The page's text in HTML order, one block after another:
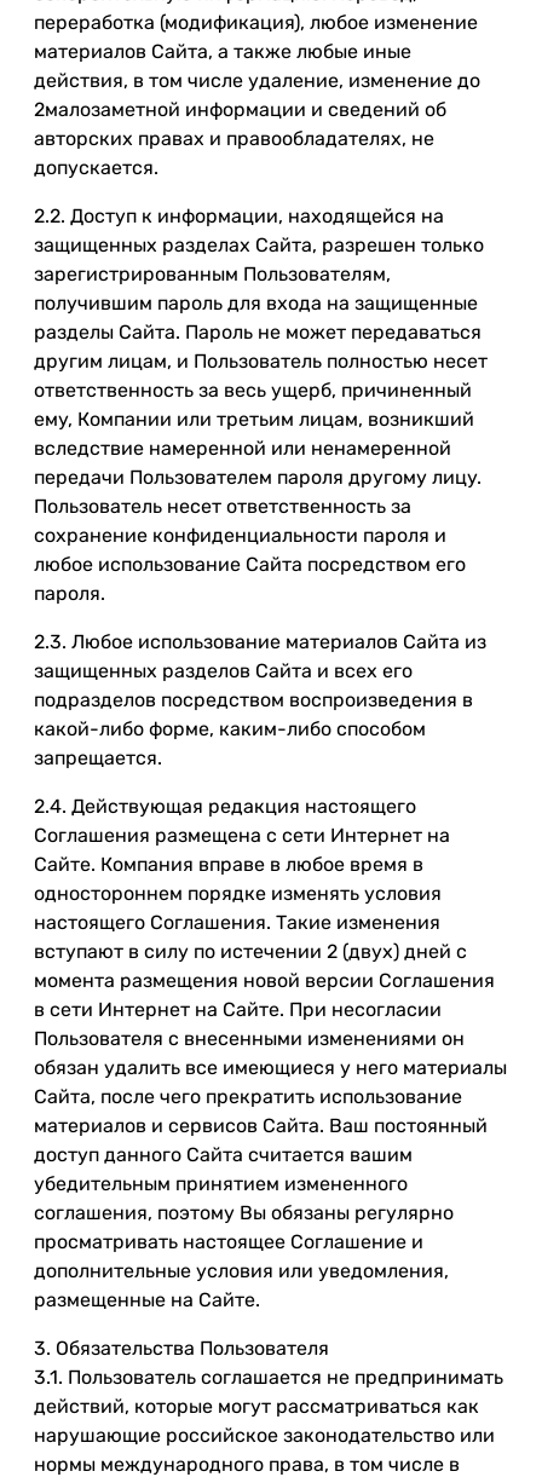
переработка (модификация), любое изменение
материалов Сайта, а также любые иные
действия, в том числе удаление, изменение до
2малозаметной информации и сведений об
авторских правах и правообладателях, не
допускается.
2.2. Доступ к информации, находящейся на
защищенных разделах Сайта, разрешен только
зарегистрированным Пользователям,
получившим пароль для входа на защищенные
разделы Сайта. Пароль не может передаваться
другим лицам, и Пользователь полностью несет
ответственность за весь ущерб, причиненный
ему, Компании или третьим лицам, возникший
вследствие намеренной или ненамеренной
передачи Пользователем пароля другому лицу.
Пользователь несет ответственность за
сохранение конфиденциальности пароля и
любое использование Сайта посредством его
пароля.
2.3. Любое использование материалов Сайта из
защищенных разделов Сайта и всех его
подразделов посредством воспроизведения в
какой-либо форме, каким-либо способом
запрещается.
2.4. Действующая редакция настоящего
Соглашения размещена с сети Интернет на
Сайте. Компания вправе в любое время в
одностороннем порядке изменять условия
настоящего Соглашения. Такие изменения
вступают в силу по истечении 2 (двух) дней с
момента размещения новой версии Соглашения
в сети Интернет на Сайте. При несогласии
Пользователя с внесенными изменениями он
обязан удалить все имеющиеся у него материалы
Сайта, после чего прекратить использование
материалов и сервисов Сайта. Ваш постоянный
доступ данного Сайта считается вашим
убедительным принятием измененного
соглашения, поэтому Вы обязаны регулярно
просматривать настоящее Соглашение и
дополнительные условия или уведомления,
размещенные на Сайте.
3. Обязательства Пользователя
3.1. Пользователь соглашается не предпринимать
действий, которые могут рассматриваться как
нарушающие российское законодательство или
нормы международного права, в том числе в